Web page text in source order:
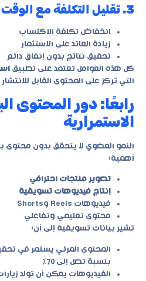
3. تقليل التكلفة مع الوقت
انخفاض تكلفة الاكتساب
زيادة العائد على الاستثمار
تحقيق نتائج بدون إنفاق دائم
كل هذه العوامل تعتمد على تطبيق
التي تركز على المحتوى القابل للانتشار
رابعًا: دور المحتوى
الاستمرارية
النمو العضوي لا يتحقق بدون
أهمية:
تصوير منتجات احترافي
إنتاج فيديوهات تسويقية
فيديوهات Reels وShorts
محتوى تعليمي وتفاعلي
تشير بيانات تسويقية إلى أن:
المحتوى المرئي يستمر في
بنسبة تصل إلى 70%
الفيديوهات يمكن أن تولد